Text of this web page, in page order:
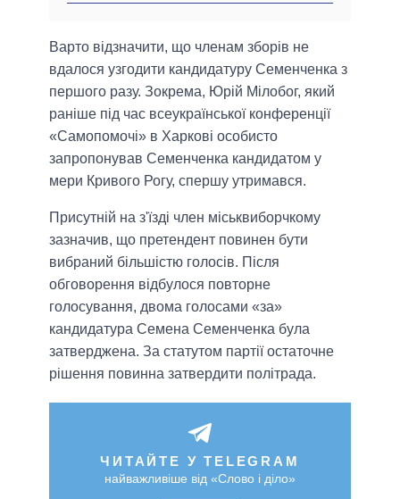
Варто відзначити, що членам зборів не
вдалося узгодити кандидатуру Семенченка з
першого разу. Зокрема, Юрій Мілобог, який
раніше під час всеукраїнської конференції
«Самопомочі» в Харкові особисто
запропонував Семенченка кандидатом у
мери Кривого Рогу, спершу утримався.
Присутній на з'їзді член міськвиборчкому
зазначив, що претендент повинен бути
вибраний більшістю голосів. Після
обговорення відбулося повторне
голосування, двома голосами «за»
кандидатура Семена Семенченка була
затверджена. За статутом партії остаточне
рішення повинна затвердити політрада.
ЧИТАЙТЕ У TELEGRAM
найважливіше від «Слово і діло»